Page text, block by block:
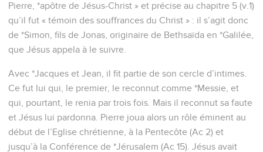
Pierre, *apôtre de Jésus-Christ » et précise au chapitre 5 (v.1)
qu’il fut « témoin des souffrances du Christ » : il s’agit donc
de *Simon, fils de Jonas, originaire de Bethsaïda en *Galilée,
que Jésus appela à le suivre.
Avec *Jacques et Jean, il fit partie de son cercle d’intimes.
Ce fut lui qui, le premier, le reconnut comme *Messie, et
qui, pourtant, le renia par trois fois. Mais il reconnut sa faute
et Jésus lui pardonna. Pierre joua alors un rôle éminent au
début de l’Eglise chrétienne, à la Pentecôte (Ac 2) et
jusqu’à la Conférence de *Jérusalem (Ac 15). Jésus avait